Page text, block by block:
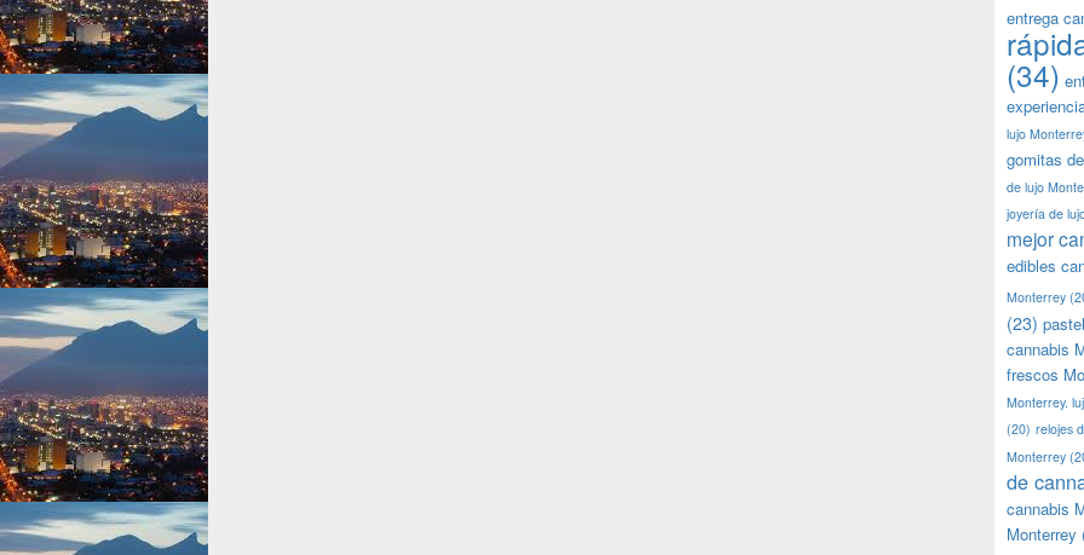
entrega
(34)
lujo
gomitas
de lujo
joyería de
mejor
edibles
Monterrey
(23)
cannabis
frescos
Monterrey.
(20) relojes
Monterrey
de
cannabis
Monterrey